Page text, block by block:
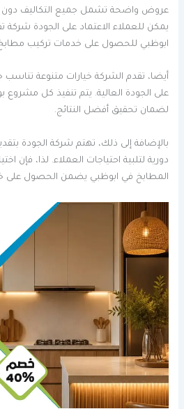
عروض واضحة تشمل جميع التكاليف دون
يمكن للعملاء الاعتماد على الجودة
ابوظبي للحصول على خدمات تركيب
أيضا، تقدم الشركة خيارات متنوعة تناسب
على الجودة العالية. يتم تنفيذ كل
لضمان تحقيق أفضل النتائج.
بالإضافة إلى ذلك، تهتم شركة الجودة
دورية لتلبية احتياجات العملاء. لذا، فإن
المطابخ في ابوظبي يضمن الحصول على